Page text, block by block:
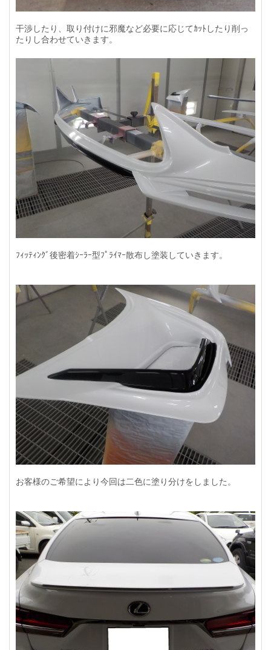
干渉したり、取り付けに邪魔など必要に応じてｶｯﾄしたり削っ
たりし合わせていきます。
ﾌｨｯﾃｨﾝｸﾞ後密着ｼｰﾗｰ型ﾌﾟﾗｲﾏｰ散布し塗装していきます。
お客様のご希望により今回は二色に塗り分けをしました。